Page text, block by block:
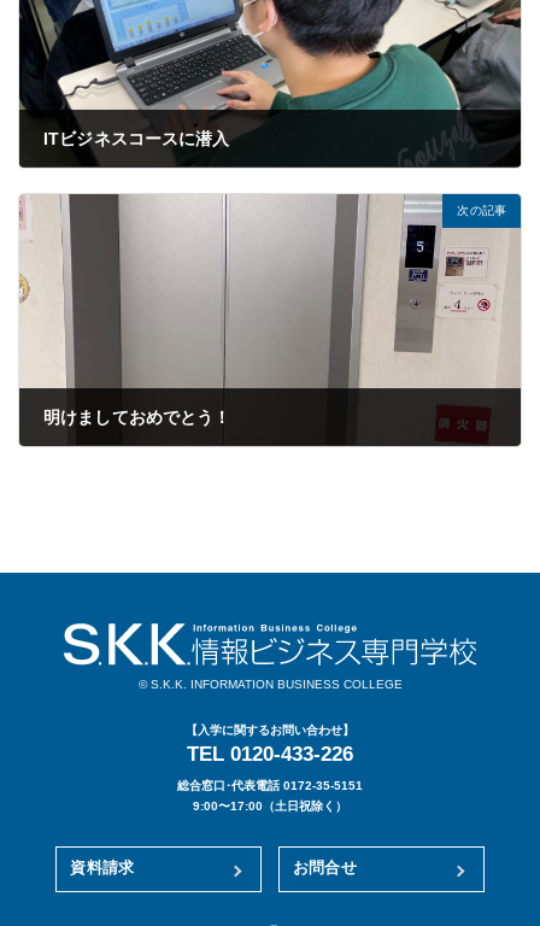
ITビジネスコースに潜入
次の記事
明けましておめでとう！
© S.K.K. INFORMATION BUSINESS COLLEGE
【入学に関するお問い合わせ】
TEL 0120-433-226
総合窓口･代表電話 0172-35-5151
9:00〜17:00（土日祝除く）
資料請求 お問合せ